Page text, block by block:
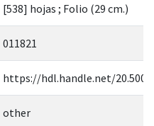
[538] hojas ; Folio (29 cm.)
011821
https://hdl.handle.net/
other